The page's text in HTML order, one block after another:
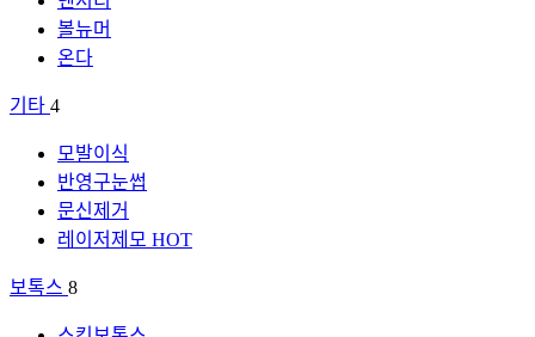
볼뉴머
온다
기타 4
모발이식
반영구눈썹
문신제거
레이저제모 HOT
보톡스 8